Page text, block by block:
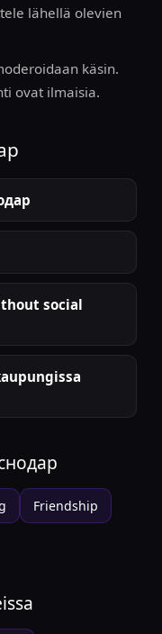
lähellä olevien
käsin.
ovat ilmaisia.
social
Friendship